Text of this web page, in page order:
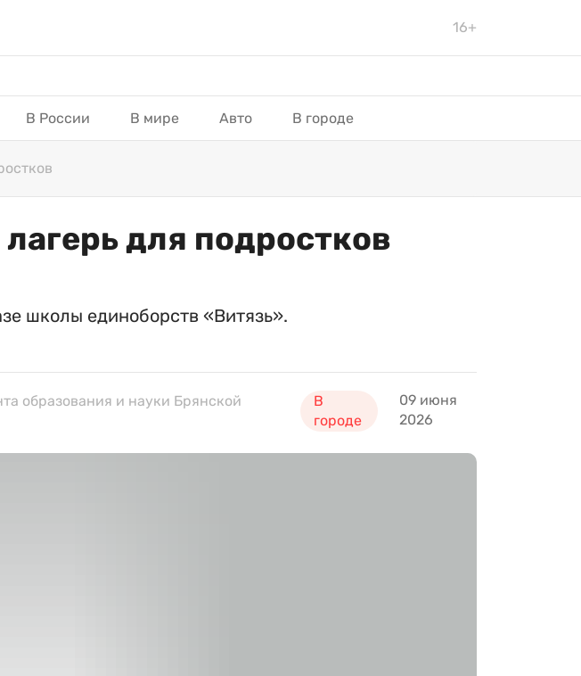
16+
В России В мире Авто В городе
для подростков
школы единоборств «Витязь».
образования и науки Брянской
В
городе
09 июня
2026